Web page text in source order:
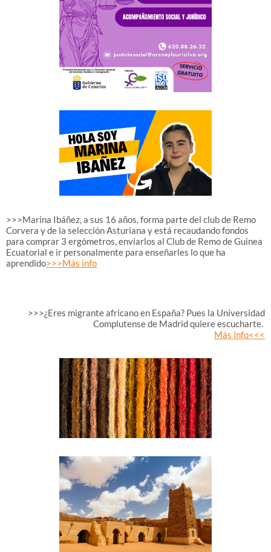
>>>Marina Ibáñez, a sus 16 años, forma parte del club de Remo
Corvera y de la selección Asturiana y está recaudando fondos
para comprar 3 ergómetros, enviarlos al Club de Remo de Guinea
Ecuatorial e ir personalmente para enseñarles lo que ha
aprendido>>>Más info
>>>¿Eres migrante africano en España? Pues la Universidad
Complutense de Madrid quiere escucharte.
Más info<<<